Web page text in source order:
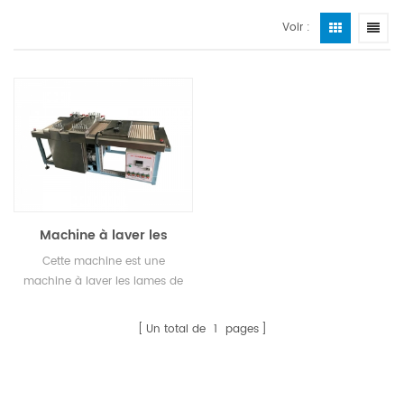
Voir :
Machine à laver les
lames de microscope
Cette machine est une
machine à laver les lames de
principale pour 2,54 x 72,6 x 1,1Un total de 1 pages